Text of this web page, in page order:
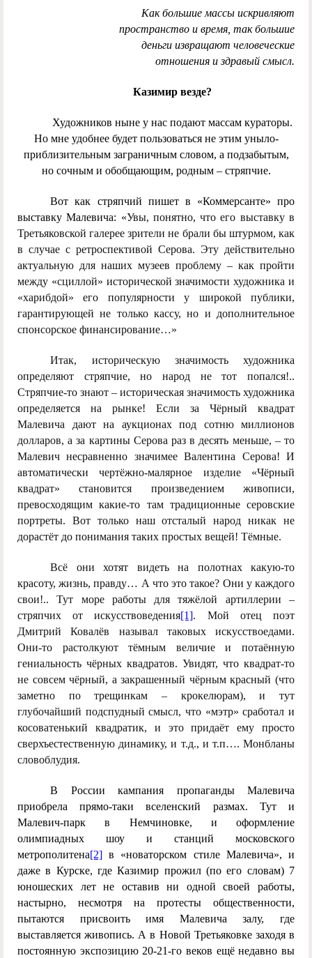
Как большие массы искривляют
пространство и время, так большие
деньги извращают человеческие
отношения и здравый смысл.
Казимир везде?
Художников ныне у нас подают массам кураторы.
Но мне удобнее будет пользоваться не этим уныло-
приблизительным заграничным словом, а подзабытым,
но сочным и обобщающим, родным – стряпчие.
Вот как стряпчий пишет в «Коммерсанте» про
выставку Малевича: «Увы, понятно, что его выставку в
Третьяковской галерее зрители не брали бы штурмом, как
в случае с ретроспективой Серова. Эту действительно
актуальную для наших музеев проблему – как пройти
между «сциллой» исторической значимости художника и
«харибдой» его популярности у широкой публики,
гарантирующей не только кассу, но и дополнительное
спонсорское финансирование…»
Итак, историческую значимость художника
определяют стряпчие, но народ не тот попался!..
Стряпчие-то знают – историческая значимость художника
определяется на рынке! Если за Чёрный квадрат
Малевича дают на аукционах под сотню миллионов
долларов, а за картины Серова раз в десять меньше, – то
Малевич несравненно значимее Валентина Серова! И
автоматически чертёжно-малярное изделие «Чёрный
квадрат» становится произведением живописи,
превосходящим какие-то там традиционные серовские
портреты. Вот только наш отсталый народ никак не
дорастёт до понимания таких простых вещей! Тёмные.
Всё они хотят видеть на полотнах какую-то
красоту, жизнь, правду… А что это такое? Они у каждого
свои!.. Тут море работы для тяжёлой артиллерии –
стряпчих от искусствоведения[1]. Мой отец поэт
Дмитрий Ковалёв называл таковых искусствоедами.
Они-то растолкуют тёмным величие и потаённую
гениальность чёрных квадратов. Увидят, что квадрат-то
не совсем чёрный, а закрашенный чёрным красный (что
заметно по трещинкам – крокелюрам), и тут
глубочайший подспудный смысл, что «мэтр» сработал и
косоватенький квадратик, и это придаёт ему просто
сверхъестественную динамику, и т.д., и т.п…. Монбланы
словоблудия.
В России кампания пропаганды Малевича
приобрела прямо-таки вселенский размах. Тут и
Малевич-парк в Немчиновке, и оформление
олимпиадных шоу и станций московского
метрополитена[2] в «новаторском стиле Малевича», и
даже в Курске, где Казимир прожил (по его словам) 7
юношеских лет не оставив ни одной своей работы,
настырно, несмотря на протесты общественности,
пытаются присвоить имя Малевича залу, где
выставляется живопись. А в Новой Третьяковке заходя в
постоянную экспозицию 20-21-го веков ещё недавно вы